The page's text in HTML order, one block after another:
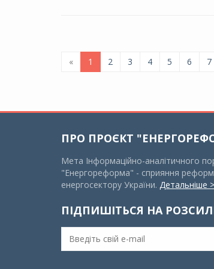
« 1 2 3 4 5 6 7
ПРО ПРОЄКТ
Мета Інформаційно-аналітичного
"Енергореформа" - сприяння
енергосектору України. Детальніше >
ПІДПИШІТЬСЯ НА